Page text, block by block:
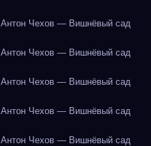
Антон Чехов — Вишнёвый сад
Антон Чехов — Вишнёвый сад
Антон Чехов — Вишнёвый сад
Антон Чехов — Вишнёвый сад
Антон Чехов — Вишнёвый сад